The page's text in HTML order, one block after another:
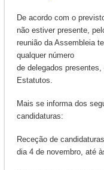
De acordo com o
não estiver presente,
reunião da Assembleia
qualquer número
de delegados
Estatutos.
Mais se informa dos
candidaturas:
Receção de
dia 4 de novembro, até